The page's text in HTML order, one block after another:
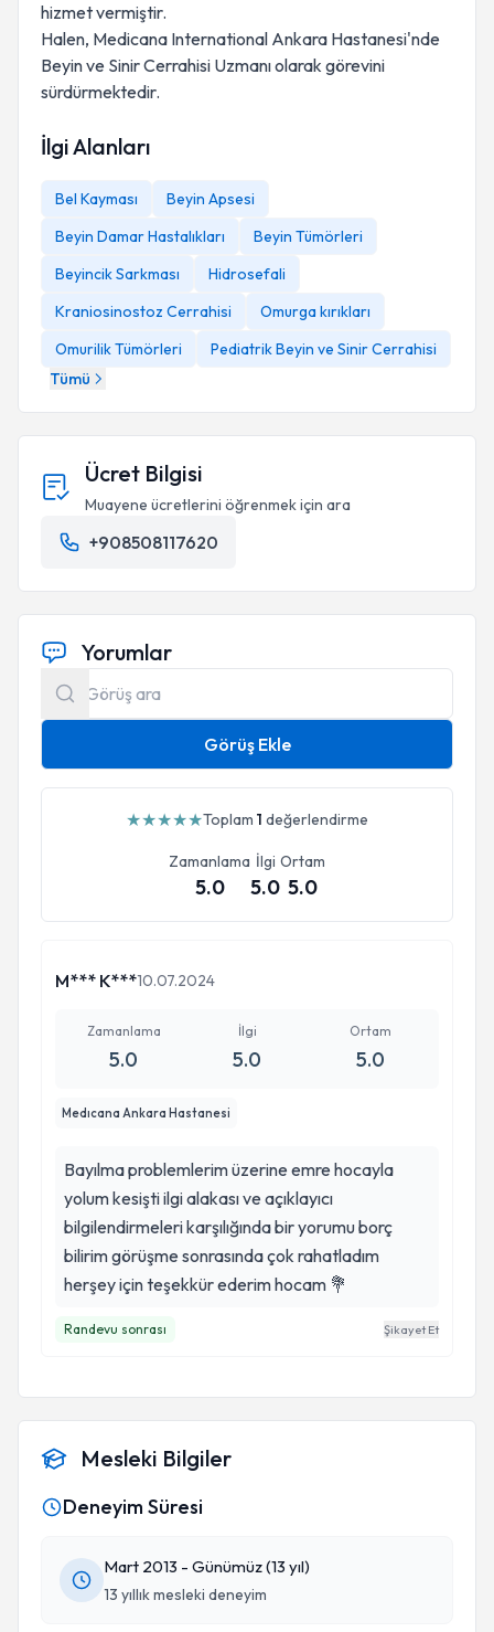
hizmet vermiştir.
Halen, Medicana International Ankara Hastanesi'nde
Beyin ve Sinir Cerrahisi Uzmanı olarak görevini
sürdürmektedir.
İlgi Alanları
Bel Kayması
Beyin Apsesi
Beyin Damar Hastalıkları
Beyin Tümörleri
Beyincik Sarkması
Hidrosefali
Kraniosinostoz Cerrahisi
Omurga kırıkları
Omurilik Tümörleri
Pediatrik Beyin ve Sinir Cerrahisi
Tümü
Ücret Bilgisi
Muayene ücretlerini öğrenmek için ara
+908508117620
Yorumlar
Görüş Ekle
★★★★★Toplam 1 değerlendirme
Zamanlama
5.0
İlgi
5.0
Ortam
5.0
M*** K***10.07.2024
Zamanlama
5.0
İlgi
5.0
Ortam
5.0
Medıcana Ankara Hastanesi
Bayılma problemlerim üzerine emre hocayla
yolum kesişti ilgi alakası ve açıklayıcı
bilgilendirmeleri karşılığında bir yorumu borç
bilirim görüşme sonrasında çok rahatladım
herşey için teşekkür ederim hocam 💐
Randevu sonrası Şikayet Et
Mesleki Bilgiler
Deneyim Süresi
Mart 2013 - Günümüz (13 yıl)
13 yıllık mesleki deneyim